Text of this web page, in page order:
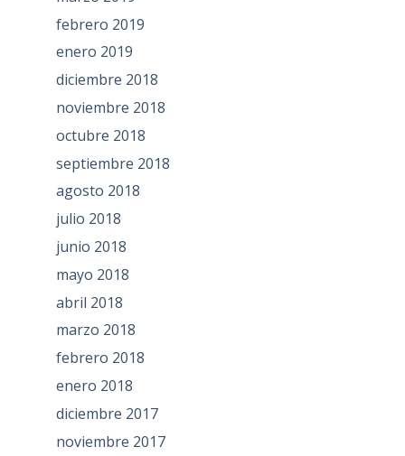
febrero 2019
enero 2019
diciembre 2018
noviembre 2018
octubre 2018
septiembre 2018
agosto 2018
julio 2018
junio 2018
mayo 2018
abril 2018
marzo 2018
febrero 2018
enero 2018
diciembre 2017
noviembre 2017